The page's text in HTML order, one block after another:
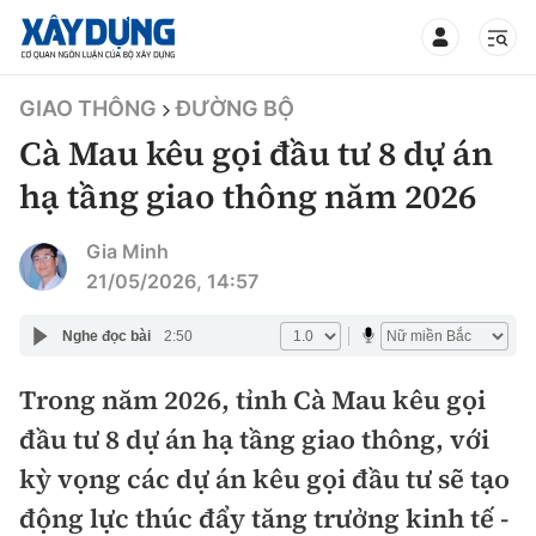
TIN BỘ XÂY DỰNG
CHUYÊN MỤC
Chính trị
Xã hội
Xây dựng
Chỉ đạo điều hành
Giao thông
GIAO THÔNG ĐƯỜNG BỘ
Cà Mau kêu gọi đầu tư 8 dự án
hạ tầng giao thông năm 2026
Gia Minh
21/05/2026, 14:57
Nghe đọc bài 2:50
Trong năm 2026, tỉnh Cà Mau kêu gọi
đầu tư 8 dự án hạ tầng giao thông, với
kỳ vọng các dự án kêu gọi đầu tư sẽ tạo
động lực thúc đẩy tăng trưởng kinh tế -